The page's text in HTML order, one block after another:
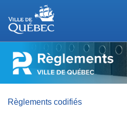
RÈGLEMENTS
DE
QUÉBEC
Règlements codifiés